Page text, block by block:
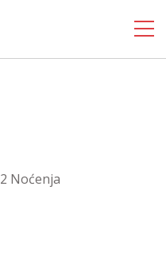
2 Noćenja